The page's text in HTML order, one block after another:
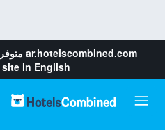
ar.hotelscombined.com
in English